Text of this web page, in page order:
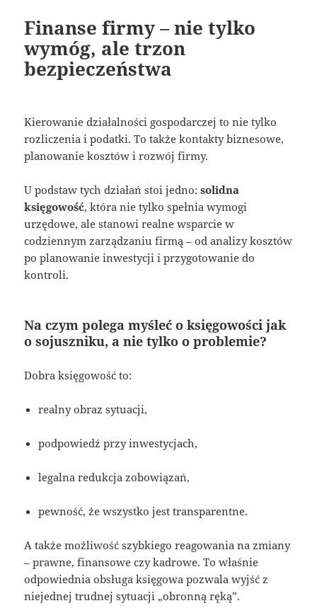
Finanse firmy – nie tylko
wymóg, ale trzon
bezpieczeństwa
Kierowanie działalności gospodarczej to nie tylko
rozliczenia i podatki. To także kontakty biznesowe,
planowanie kosztów i rozwój firmy.
U podstaw tych działań stoi jedno:solidna
księgowość, która nie tylko spełnia wymogi
urzędowe, ale stanowi realne wsparcie w
codziennym zarządzaniu firmą – od analizy kosztów
po planowanie inwestycji i przygotowanie do
kontroli.
Na czym polega myśleć o księgowości jak
o sojuszniku, a nie tylko o problemie?
Dobra księgowość to:
realny obraz sytuacji,
podpowiedź przy inwestycjach,
legalna redukcja zobowiązań,
pewność, że wszystko jest transparentne.
A także możliwość szybkiego reagowania na zmiany
– prawne, finansowe czy kadrowe. To właśnie
odpowiednia obsługa księgowa pozwala wyjść z
niejednej trudnej sytuacji „obronną ręką”.